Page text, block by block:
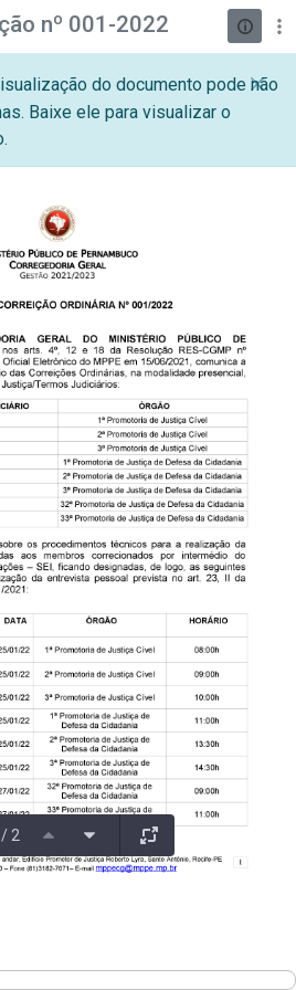
nº 001-2022
do documento pode não
Baixe ele para visualizar o
2